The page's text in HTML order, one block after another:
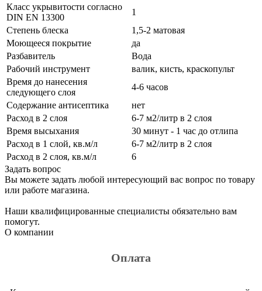
Класс укрывитости согласно
DIN EN 13300
1
Степень блеска
1,5-2 матовая
Моющееся покрытие
да
Разбавитель
Вода
Рабочий инструмент
валик, кисть, краскопульт
Время до нанесения
следующего слоя
4-6 часов
Содержание антисептика
нет
Расход в 2 слоя
6-7 м2/литр в 2 слоя
Время высыхания
30 минут - 1 час до отлипа
Расход в 1 слой, кв.м/л
6-7 м2/литр в 2 слоя
Расход в 2 слоя, кв.м/л
6
Задать вопрос
Вы можете задать любой интересующий вас вопрос по товару
или работе магазина.
Наши квалифицированные специалисты обязательно вам
помогут.
О компании
Оплата